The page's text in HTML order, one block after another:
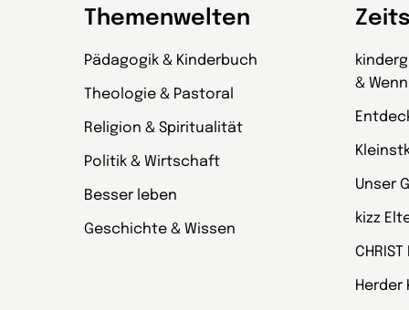
Themenwelten
Pädagogik & Kinderbuch
Theologie & Pastoral
Religion & Spiritualität
Politik & Wirtschaft
Besser leben
Geschichte & Wissen
&
Unser
kizz
CHRIST
Herder